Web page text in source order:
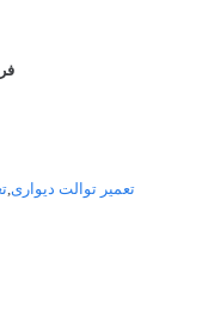
تعمیر توالت دیواری